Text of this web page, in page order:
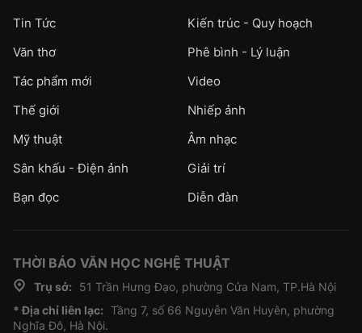
Tin Tức
Kiến trúc - Quy hoạch
Văn thơ
Phê bình - Lý luận
Tác phẩm mới
Video
Thế giới
Nhiếp ảnh
Mỹ thuật
Âm nhạc
Sân khấu - Điện ảnh
Giải trí
Bạn đọc
Diễn đàn
THỜI BÁO VĂN HỌC NGHỆ THUẬT
Trụ sở:
51 Trần Hưng Đạo, phường Cửa Nam, TP.Hà Nội
* Địa chỉ liên lạc: Tầng 7, số 66 Nguyễn Văn Huyên, phường
Nghĩa Đô, Hà Nội.